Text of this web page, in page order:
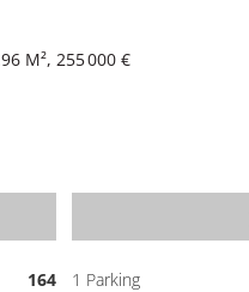
M², 255 000 €
164
1 Parking